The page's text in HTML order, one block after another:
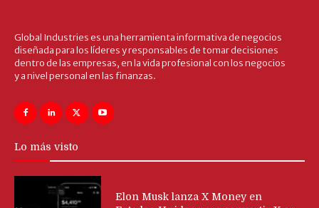
Global Industries es una herramienta informativa de negocios
diseñada para los líderes y responsables de tomar decisiones
dentro de las empresas, en la vida profesional con los negocios
y a nivel personal en las finanzas.
Lo más visto
Elon Musk lanza X Money en